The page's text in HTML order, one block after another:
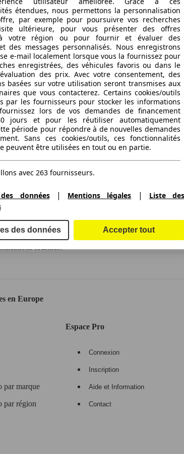
fournies.
en Europe
par marque
par région
Espace Pro
Connexion
Inscription
Aide et Information
Contact
étendues, nous permettons la personnalisation
par exemple pour poursuivre vos recherches
ultérieure, pour vous présenter des offres
votre région ou pour fournir et évaluer des
des messages personnalisés. Nous enregistrons
e-mail localement lorsque vous la fournissez pour
enregistrées, des véhicules favoris ou dans le
des prix. Avec votre consentement, des
basées sur votre utilisation seront transmises aux
que vous contacterez. Certains cookies/outils
par les fournisseurs pour stocker les informations
lors de vos demandes de financement
jours et pour les réutiliser automatiquement
période pour répondre à de nouvelles demandes
Sans ces cookies/outils, ces fonctionnalités
peuvent être utilisées en tout ou en partie.
avec 263 fournisseurs.
données| Mentions légales |
Liste des
des données Accepter tout